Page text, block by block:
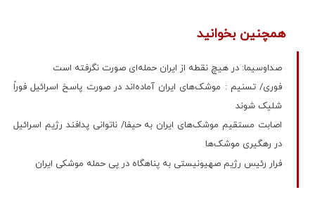
همچنین بخوانید
صداوسیما: در هیچ نقطه از ایران حمله‌ای صورت نگرفته است
فوری/ تسنیم : موشک‌های ایران آماده‌اند در صورت پاسخ اسرائیل فوراً
شلیک شوند
اصابت مستقیم موشک‌های ایران به حیفا/ ناتوانی پدافند رژیم اسرائیل
در رهگیری موشک‌ها
فرار رئیس رژیم صهیونیستی به پناهگاه در پی حمله موشکی ایران